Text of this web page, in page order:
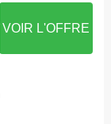
VOIR L'OFFRE